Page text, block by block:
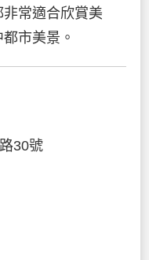
常適合欣賞美
市美景。
30號